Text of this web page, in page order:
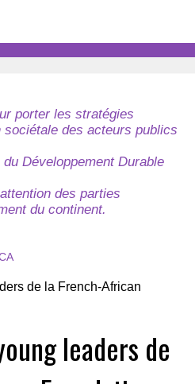
porter les stratégies
sociétale des acteurs publics
Développement Durable
des parties
du continent.
leaders de